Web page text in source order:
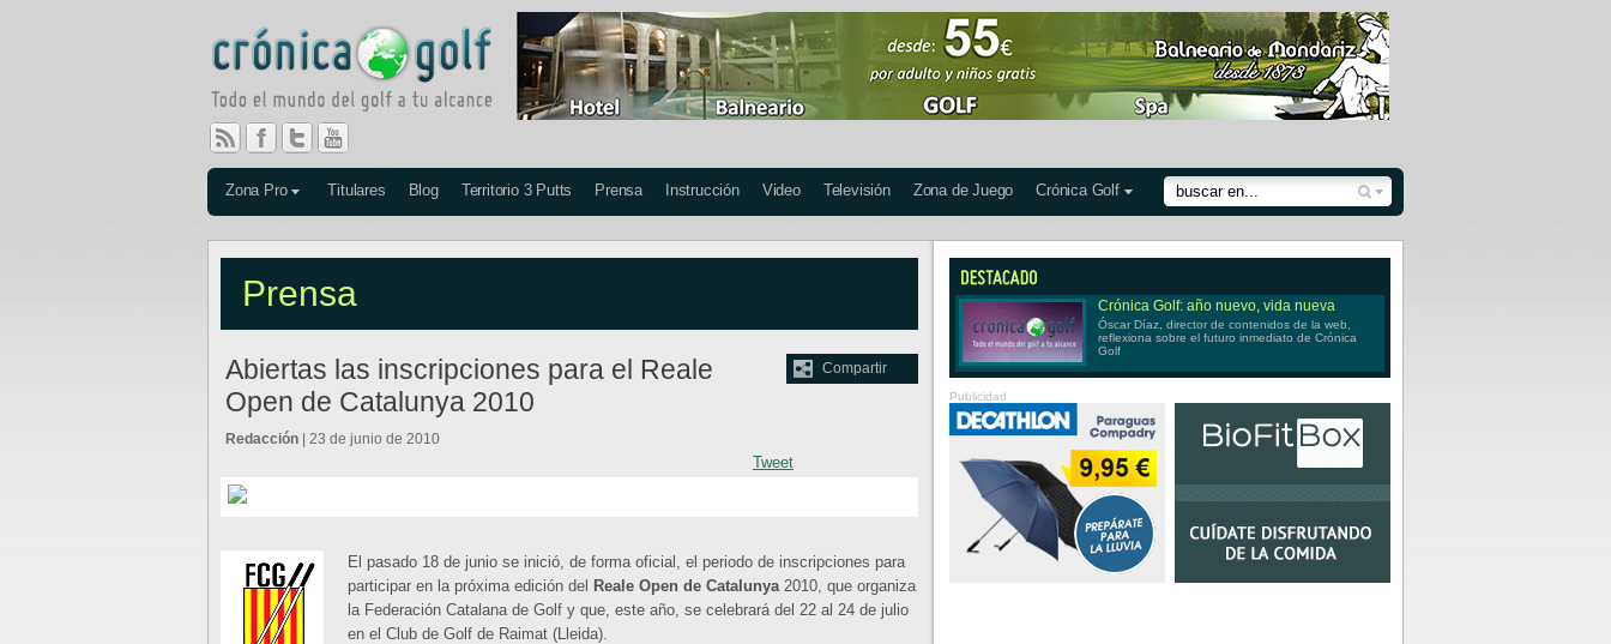
Zona Pro Titulares Blog Territorio 3 Putts Prensa Instrucción Video Televisión Zona de Juego Crónica Golf
Prensa
Compartir
Abiertas las inscripciones para el Reale
Open de Catalunya 2010
Tweet
Redacción | 23 de junio de 2010
El pasado 18 de junio se inició, de forma oficial, el periodo de inscripciones para
participar en la próxima edición del Reale Open de Catalunya2010, que organiza
la Federación Catalana de Golf y que, este año, se celebrará del 22 al 24 de julio
en el Club de Golf de Raimat (Lleida).
Crónica Golf: año nuevo, vida nueva
Óscar Díaz, director de contenidos de la web,
reflexiona sobre el futuro inmediato de Crónica
Golf
Publicidad